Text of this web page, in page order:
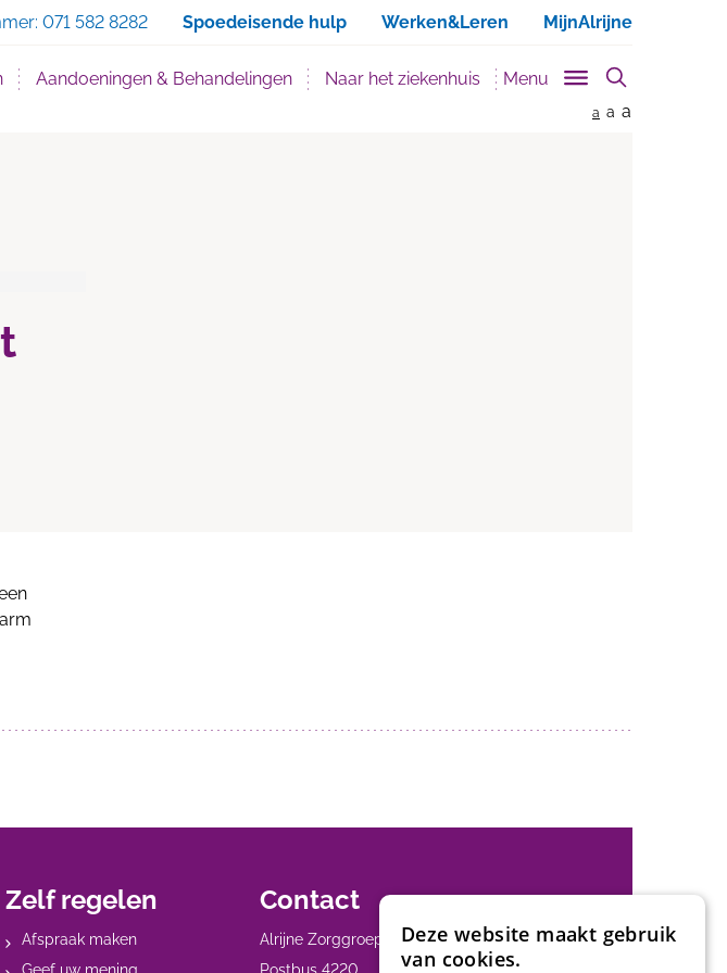
071 582 8282 Spoedeisende hulp Werken&Leren MijnAlrijne
Aandoeningen & Behandelingen Naar het ziekenhuis Menu
a a a
Zelf regelen
Afspraak maken
Contact
Alrijne Zorggroep
Deze website maakt gebruik
van cookies.